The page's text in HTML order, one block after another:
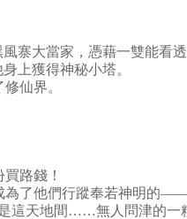
寨大當家，憑藉一雙能看
上獲得神秘小塔。
仙界。
路錢！
為了他們行蹤奉若神明的——
這天地間……無人問津的一